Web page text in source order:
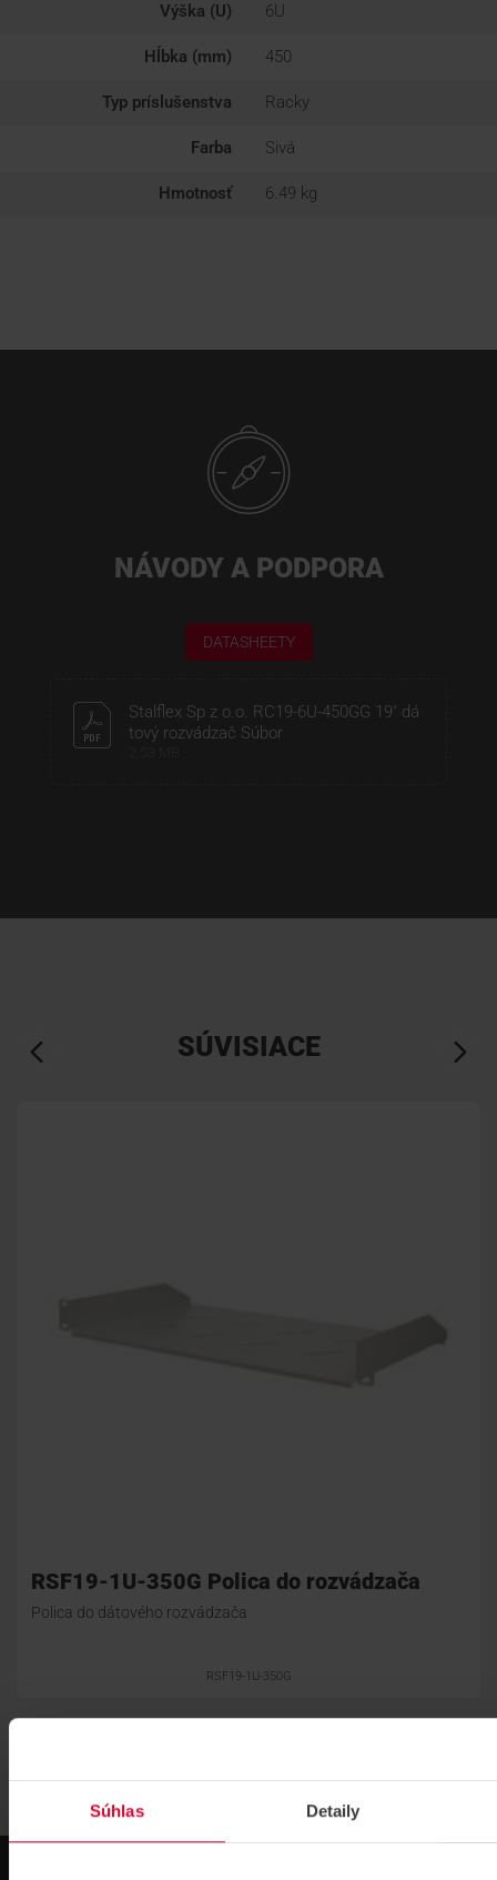
Súhlas Detaily
Výška (U) 6U
Hĺbka (mm) 450
Typ príslušenstva Racky
Farba Sivá
Hmotnosť 6.49 kg
NÁVODY A PODPORA
DATASHEETY
Stalflex Sp z o.o. RC19-6U-450GG 19" dá
tový rozvádzač Súbor
SÚVISIACE
RSF19-1U-350G Polica do rozvádzača
Polica do dátového rozvádzača
RSF19-1U-350G